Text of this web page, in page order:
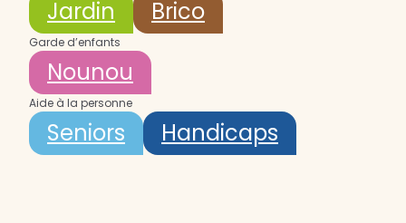
Jardin
Brico
Garde d’enfants
Nounou
Aide à la personne
Seniors Handicaps